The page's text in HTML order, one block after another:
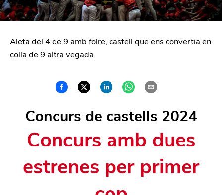
Aleta del 4 de 9 amb folre, castell que ens convertia en
colla de 9 altra vegada.
Concurs de castells 2024
Concurs amb dues
estrenes per primer